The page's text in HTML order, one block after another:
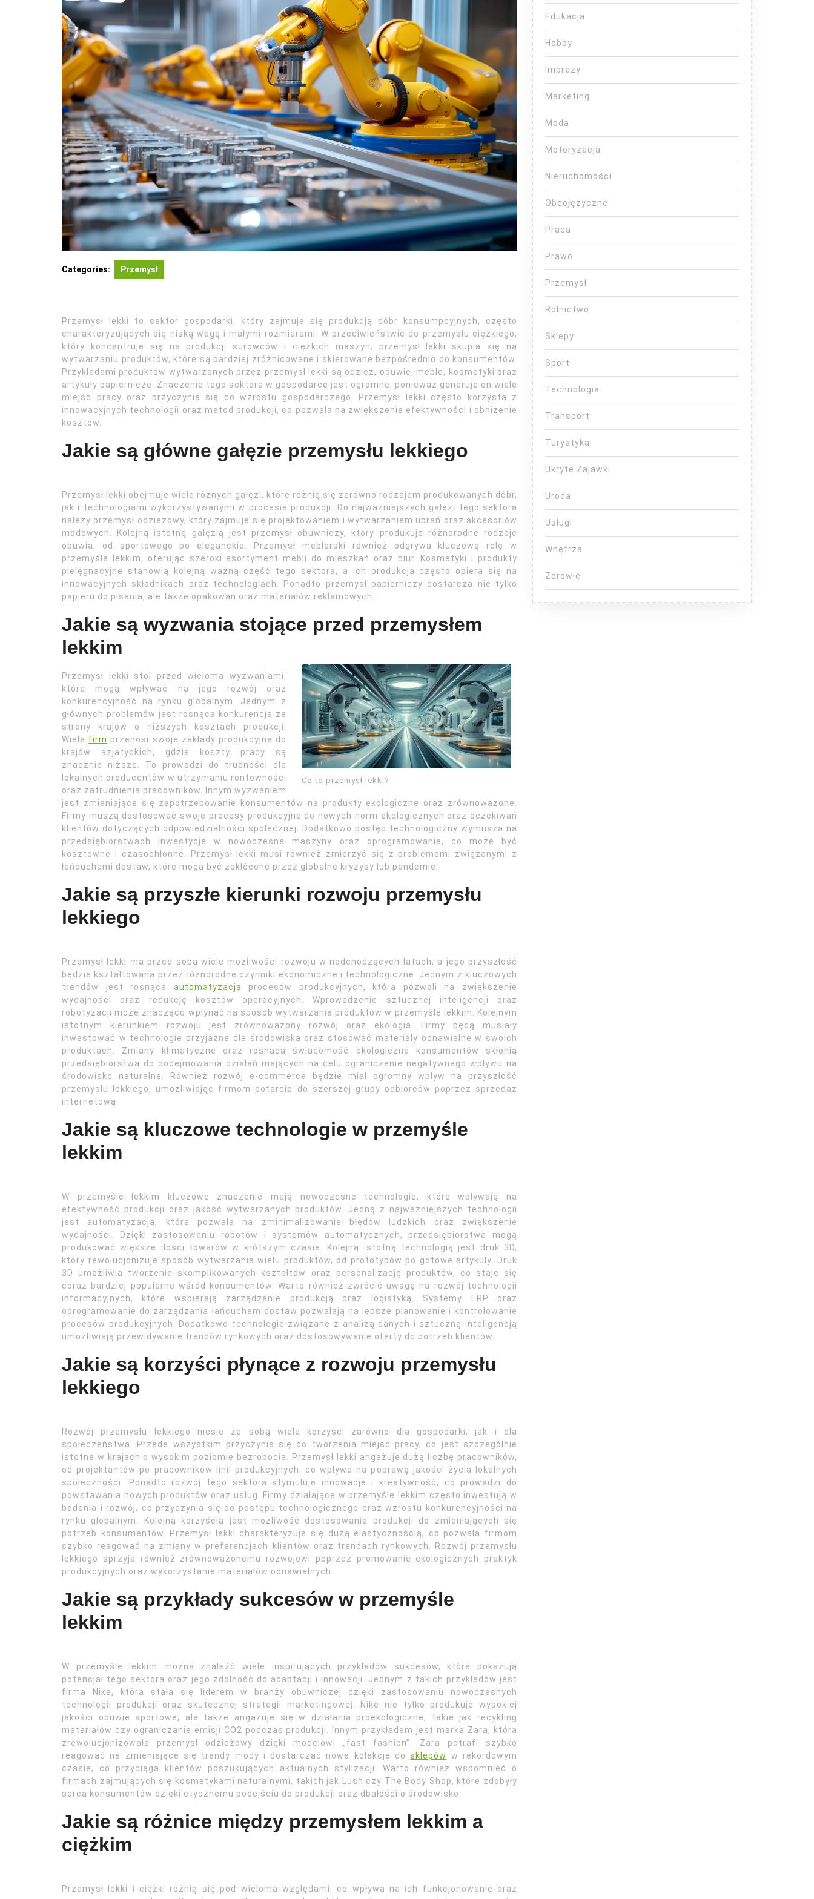
Categories: Przemysł
Przemysł lekki to sektor gospodarki, który zajmuje się produkcją dóbr konsumpcyjnych, często
charakteryzujących się niską wagą i małymi rozmiarami. W przeciwieństwie do przemysłu ciężkiego,
który koncentruje się na produkcji surowców i ciężkich maszyn, przemysł lekki skupia się na
wytwarzaniu produktów, które są bardziej zróżnicowane i skierowane bezpośrednio do konsumentów.
Przykładami produktów wytwarzanych przez przemysł lekki są odzież, obuwie, meble, kosmetyki oraz
artykuły papiernicze. Znaczenie tego sektora w gospodarce jest ogromne, ponieważ generuje on wiele
miejsc pracy oraz przyczynia się do wzrostu gospodarczego. Przemysł lekki często korzysta z
innowacyjnych technologii oraz metod produkcji, co pozwala na zwiększenie efektywności i obniżenie
kosztów.
Jakie są główne gałęzie przemysłu lekkiego
Przemysł lekki obejmuje wiele różnych gałęzi, które różnią się zarówno rodzajem produkowanych dóbr,
jak i technologiami wykorzystywanymi w procesie produkcji. Do najważniejszych gałęzi tego sektora
należy przemysł odzieżowy, który zajmuje się projektowaniem i wytwarzaniem ubrań oraz akcesoriów
modowych. Kolejną istotną gałęzią jest przemysł obuwniczy, który produkuje różnorodne rodzaje
obuwia, od sportowego po eleganckie. Przemysł meblarski również odgrywa kluczową rolę w
przemyśle lekkim, oferując szeroki asortyment mebli do mieszkań oraz biur. Kosmetyki i produkty
pielęgnacyjne stanowią kolejną ważną część tego sektora, a ich produkcja często opiera się na
innowacyjnych składnikach oraz technologiach. Ponadto przemysł papierniczy dostarcza nie tylko
papieru do pisania, ale także opakowań oraz materiałów reklamowych.
Jakie są wyzwania stojące przed przemysłem
lekkim
Co to przemysł lekki?
Przemysł lekki stoi przed wieloma wyzwaniami,
które mogą wpływać na jego rozwój oraz
konkurencyjność na rynku globalnym. Jednym z
głównych problemów jest rosnąca konkurencja ze
strony krajów o niższych kosztach produkcji.
Wiele firm przenosi swoje zakłady produkcyjne do
krajów azjatyckich, gdzie koszty pracy są
znacznie niższe. To prowadzi do trudności dla
lokalnych producentów w utrzymaniu rentowności
oraz zatrudnienia pracowników. Innym wyzwaniem
jest zmieniające się zapotrzebowanie konsumentów na produkty ekologiczne oraz zrównoważone.
Firmy muszą dostosować swoje procesy produkcyjne do nowych norm ekologicznych oraz oczekiwań
klientów dotyczących odpowiedzialności społecznej. Dodatkowo postęp technologiczny wymusza na
przedsiębiorstwach inwestycje w nowoczesne maszyny oraz oprogramowanie, co może być
kosztowne i czasochłonne. Przemysł lekki musi również zmierzyć się z problemami związanymi z
łańcuchami dostaw, które mogą być zakłócone przez globalne kryzysy lub pandemie.
Jakie są przyszłe kierunki rozwoju przemysłu
lekkiego
Przemysł lekki ma przed sobą wiele możliwości rozwoju w nadchodzących latach, a jego przyszłość
będzie kształtowana przez różnorodne czynniki ekonomiczne i technologiczne. Jednym z kluczowych
trendów jest rosnąca automatyzacja
procesów produkcyjnych, która pozwoli na zwiększenie
wydajności oraz redukcję kosztów operacyjnych. Wprowadzenie sztucznej inteligencji oraz
robotyzacji może znacząco wpłynąć na sposób wytwarzania produktów w przemyśle lekkim. Kolejnym
istotnym kierunkiem rozwoju jest zrównoważony rozwój oraz ekologia. Firmy będą musiały
inwestować w technologie przyjazne dla środowiska oraz stosować materiały odnawialne w swoich
produktach. Zmiany klimatyczne oraz rosnąca świadomość ekologiczna konsumentów skłonią
przedsiębiorstwa do podejmowania działań mających na celu ograniczenie negatywnego wpływu na
środowisko naturalne. Również rozwój e-commerce będzie miał ogromny wpływ na przyszłość
przemysłu lekkiego, umożliwiając firmom dotarcie do szerszej grupy odbiorców poprzez sprzedaż
internetową.
Jakie są kluczowe technologie w przemyśle
lekkim
W przemyśle lekkim kluczowe znaczenie mają nowoczesne technologie, które wpływają na
efektywność produkcji oraz jakość wytwarzanych produktów. Jedną z najważniejszych technologii
jest automatyzacja, która pozwala na zminimalizowanie błędów ludzkich oraz zwiększenie
wydajności. Dzięki zastosowaniu robotów i systemów automatycznych, przedsiębiorstwa mogą
produkować większe ilości towarów w krótszym czasie. Kolejną istotną technologią jest druk 3D,
który rewolucjonizuje sposób wytwarzania wielu produktów, od prototypów po gotowe artykuły. Druk
3D umożliwia tworzenie skomplikowanych kształtów oraz personalizację produktów, co staje się
coraz bardziej popularne wśród konsumentów. Warto również zwrócić uwagę na rozwój technologii
informacyjnych, które wspierają zarządzanie produkcją oraz logistyką. Systemy ERP oraz
oprogramowanie do zarządzania łańcuchem dostaw pozwalają na lepsze planowanie i kontrolowanie
procesów produkcyjnych. Dodatkowo technologie związane z analizą danych i sztuczną inteligencją
umożliwiają przewidywanie trendów rynkowych oraz dostosowywanie oferty do potrzeb klientów.
Jakie są korzyści płynące z rozwoju przemysłu
lekkiego
Rozwój przemysłu lekkiego niesie ze sobą wiele korzyści zarówno dla gospodarki, jak i dla
społeczeństwa. Przede wszystkim przyczynia się do tworzenia miejsc pracy, co jest szczególnie
istotne w krajach o wysokim poziomie bezrobocia. Przemysł lekki angażuje dużą liczbę pracowników,
od projektantów po pracowników linii produkcyjnych, co wpływa na poprawę jakości życia lokalnych
społeczności. Ponadto rozwój tego sektora stymuluje innowacje i kreatywność, co prowadzi do
powstawania nowych produktów oraz usług. Firmy działające w przemyśle lekkim często inwestują w
badania i rozwój, co przyczynia się do postępu technologicznego oraz wzrostu konkurencyjności na
rynku globalnym. Kolejną korzyścią jest możliwość dostosowania produkcji do zmieniających się
potrzeb konsumentów. Przemysł lekki charakteryzuje się dużą elastycznością, co pozwala firmom
szybko reagować na zmiany w preferencjach klientów oraz trendach rynkowych. Rozwój przemysłu
lekkiego sprzyja również zrównoważonemu rozwojowi poprzez promowanie ekologicznych praktyk
produkcyjnych oraz wykorzystanie materiałów odnawialnych.
Jakie są przykłady sukcesów w przemyśle
lekkim
W przemyśle lekkim można znaleźć wiele inspirujących przykładów sukcesów, które pokazują
potencjał tego sektora oraz jego zdolność do adaptacji i innowacji. Jednym z takich przykładów jest
firma Nike, która stała się liderem w branży obuwniczej dzięki zastosowaniu nowoczesnych
technologii produkcji oraz skutecznej strategii marketingowej. Nike nie tylko produkuje wysokiej
jakości obuwie sportowe, ale także angażuje się w działania proekologiczne, takie jak recykling
materiałów czy ograniczanie emisji CO2 podczas produkcji. Innym przykładem jest marka Zara, która
zrewolucjonizowała przemysł odzieżowy dzięki modelowi „fast fashion”. Zara potrafi szybko
reagować na zmieniające się trendy mody i dostarczać nowe kolekcje dosklepów
w rekordowym
czasie, co przyciąga klientów poszukujących aktualnych stylizacji. Warto również wspomnieć o
firmach zajmujących się kosmetykami naturalnymi, takich jak Lush czy The Body Shop, które zdobyły
serca konsumentów dzięki etycznemu podejściu do produkcji oraz dbałości o środowisko.
Jakie są różnice między przemysłem lekkim a
ciężkim
Przemysł lekki i ciężki różnią się pod wieloma względami, co wpływa na ich funkcjonowanie oraz
Edukacja
Hobby
Imprezy
Marketing
Moda
Motoryzacja
Nieruchomości
Obcojęzyczne
Praca
Prawo
Przemysł
Rolnictwo
Sklepy
Sport
Technologia
Transport
Turystyka
Ukryte Zajawki
Uroda
Usługi
Wnętrza
Zdrowie